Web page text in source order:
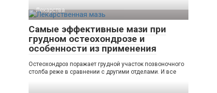
Лекарства
Самые эффективные мази при
грудном остеохондрозе и
особенности из применения
Остеохондроз поражает грудной участок позвоночного
столба реже в сравнении с другими отделами. И все